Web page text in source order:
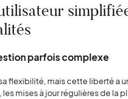
parfois complexe
flexibilité, mais cette liberté a
mises à jour régulières de la